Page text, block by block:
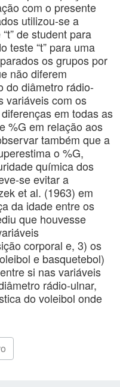
com o presente
utilizou-se a
de student para
teste “t” para uma
os grupos por
não diferem
do diâmetro rádio-
variáveis com os
em todas as
%G em relação aos
também que a
o %G,
química dos
se evitar a
et al. (1963) em
da idade entre os
que houvesse
corporal e, 3) os
e basquetebol)
si nas variáveis
rádio-ulnar,
do voleibol onde